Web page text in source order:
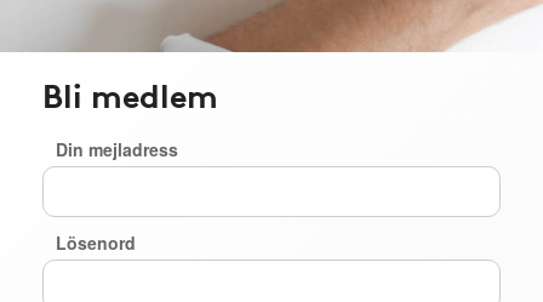
Bli medlem
Din mejladress
Lösenord